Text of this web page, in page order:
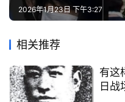
首
文
章
分
2026年1月23日 下午3:27
相关推荐
有这
日战